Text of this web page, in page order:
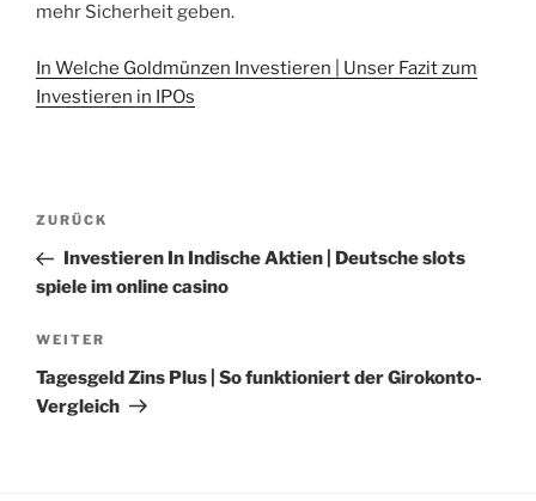
mehr Sicherheit geben.
In Welche Goldmünzen Investieren | Unser Fazit zum
Investieren in IPOs
Beitragsnavigation
Vorheriger
Beitrag
ZURÜCK
Investieren In Indische Aktien | Deutsche slots
spiele im online casino
Nächster
Beitrag
WEITER
Tagesgeld Zins Plus | So funktioniert der Girokonto-
Vergleich